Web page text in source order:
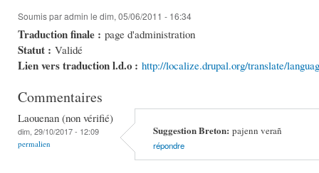
Soumis paradmin le dim, 05/06/2011 - 16:34
Traduction finale : page d'administration
Statut : Validé
Lien vers traduction l.d.o : http://localize.drupal.org/translate/
Commentaires
Laouenan (non vérifié)
dim, 29/10/2017 - 12:09
permalien
Suggestion Breton: pajenn verañ
répondre